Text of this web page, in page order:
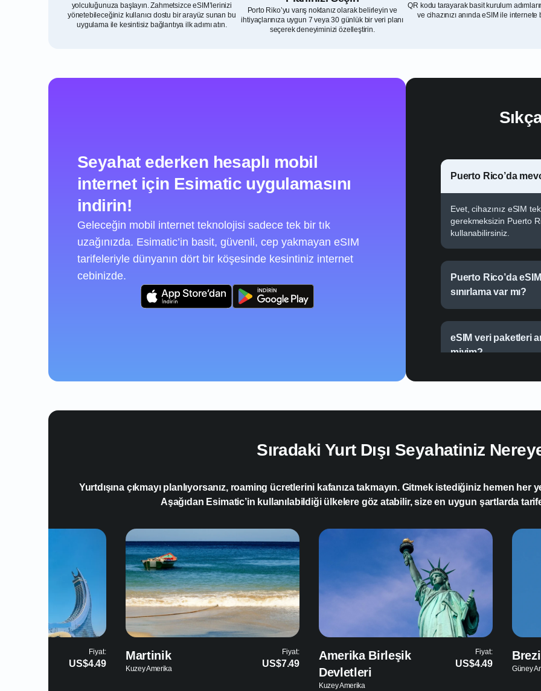
yolculuğunuza başlayın. Zahmetsizce eSIM’lerinizi
yönetebileceğiniz kullanıcı dostu bir arayüz sunan bu
uygulama ile kesintisiz bağlantıya ilk adımı atın.
Porto Riko’yu varış noktanız olarak belirleyin ve
ihtiyaçlarınıza uygun 7 veya 30 günlük bir veri planı
seçerek deneyiminizi özelleştirin.
QR kodu tarayarak basit kurulum
ve cihazınızı anında eSIM ile internete
Seyahat ederken hesaplı mobil
internet için Esimatic uygulamasını
indirin!
Geleceğin mobil internet teknolojisi sadece tek bir tık
uzağınızda. Esimatic’in basit, güvenli, cep yakmayan eSIM
tarifeleriyle dünyanın dört bir köşesinde kesintiniz internet
cebinizde.
Puerto Rico’da
Evet, cihazınız eSIM
gerekmeksizin Puerto
kullanabilirsiniz.
Puerto Rico’da
sınırlama var mı?
eSIM veri paketleri
miyim?
Sıradaki Yurt Dışı Seyahatiniz
Yurtdışına çıkmayı planlıyorsanız, roaming ücretlerini kafanıza takmayın. Gitmek istediğiniz hemen
Aşağıdan Esimatic’in kullanılabildiği ülkelere göz atabilir, size en uygun şartlarda
Fiyat:
US$7.49
Amerika Birleşik
Devletleri
Fiyat:
US$4.49
Brezilya
Güney Amerika
Fiyat:
US$5.69 Güney